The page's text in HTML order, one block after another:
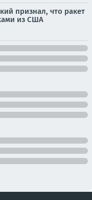
признал, что ракет
из США